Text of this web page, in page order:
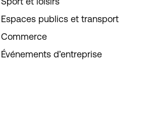
Espaces publics et transport
Commerce
Événements d’entreprise